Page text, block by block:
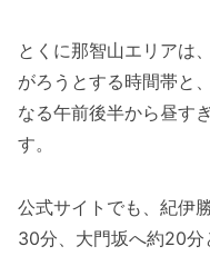
とくに那智山エリアは
がろうとする時間帯と
なる午前後半から昼す
す。
公式サイトでも、紀伊
30分、大門坂へ約20分